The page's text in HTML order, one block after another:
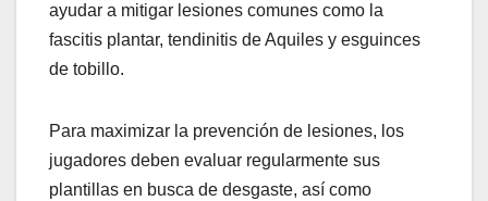
ayudar a mitigar lesiones comunes como la
fascitis plantar, tendinitis de Aquiles y esguinces
de tobillo.
Para maximizar la prevención de lesiones, los
jugadores deben evaluar regularmente sus
plantillas en busca de desgaste, así como